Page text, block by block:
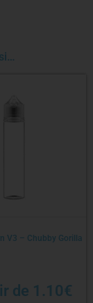
V3 – Chubby Gorilla
de 1.10€